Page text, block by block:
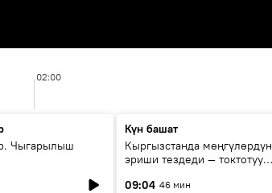
02:00
Чыгарылыш
Күн башат
Кыргызстанда мөңгүлөрдүн
эриши тездеди — токтотуу
09:04 46 мин